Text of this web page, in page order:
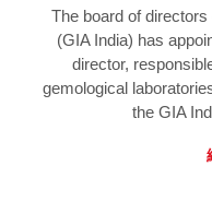
The board of
(GIA India) has
director,
gemological
the GIA